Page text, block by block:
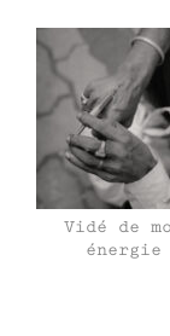
Vidé de
énergie